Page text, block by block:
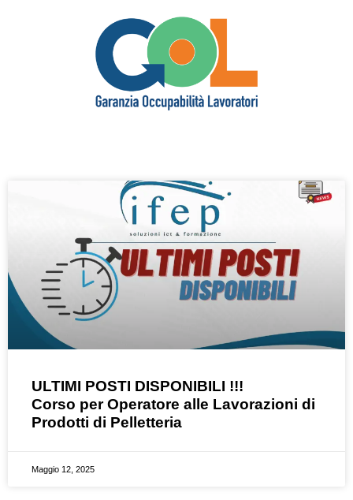
ULTIMI POSTI DISPONIBILI !!!
Corso per Operatore alle Lavorazioni di
Prodotti di Pelletteria
Maggio 12, 2025